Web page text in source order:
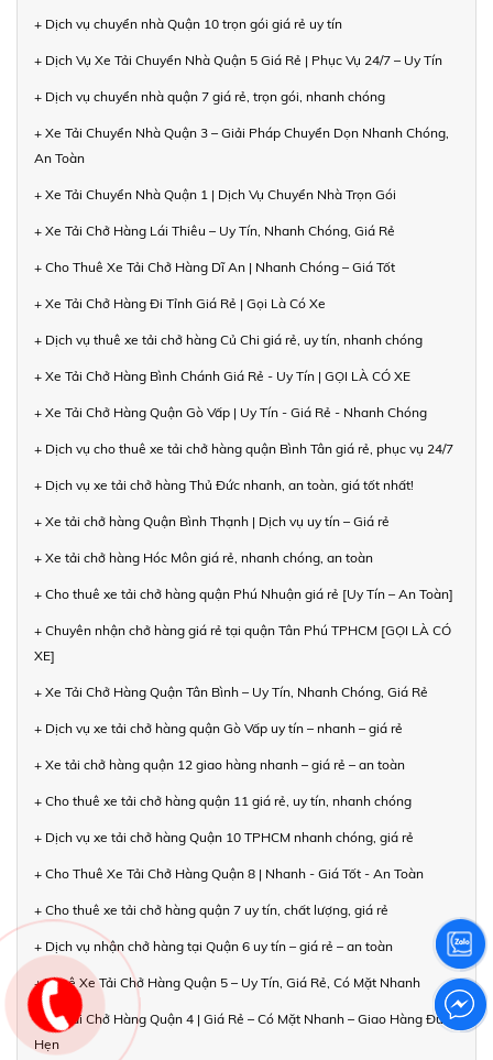
+ Dịch vụ chuyển nhà Quận 10 trọn gói giá rẻ uy tín
+ Dịch Vụ Xe Tải Chuyển Nhà Quận 5 Giá Rẻ | Phục Vụ 24/7 – Uy Tín
+ Dịch vụ chuyển nhà quận 7 giá rẻ, trọn gói, nhanh chóng
+ Xe Tải Chuyển Nhà Quận 3 – Giải Pháp Chuyển Dọn Nhanh Chóng,
An Toàn
+ Xe Tải Chuyển Nhà Quận 1 | Dịch Vụ Chuyển Nhà Trọn Gói
+ Xe Tải Chở Hàng Lái Thiêu – Uy Tín, Nhanh Chóng, Giá Rẻ
+ Cho Thuê Xe Tải Chở Hàng Dĩ An | Nhanh Chóng – Giá Tốt
+ Xe Tải Chở Hàng Đi Tỉnh Giá Rẻ | Gọi Là Có Xe
+ Dịch vụ thuê xe tải chở hàng Củ Chi giá rẻ, uy tín, nhanh chóng
+ Xe Tải Chở Hàng Bình Chánh Giá Rẻ - Uy Tín | GỌI LÀ CÓ XE
+ Xe Tải Chở Hàng Quận Gò Vấp | Uy Tín - Giá Rẻ - Nhanh Chóng
+ Dịch vụ cho thuê xe tải chở hàng quận Bình Tân giá rẻ, phục vụ 24/7
+ Dịch vụ xe tải chở hàng Thủ Đức nhanh, an toàn, giá tốt nhất!
+ Xe tải chở hàng Quận Bình Thạnh | Dịch vụ uy tín – Giá rẻ
+ Xe tải chở hàng Hóc Môn giá rẻ, nhanh chóng, an toàn
+ Cho thuê xe tải chở hàng quận Phú Nhuận giá rẻ [Uy Tín – An Toàn]
+ Chuyên nhận chở hàng giá rẻ tại quận Tân Phú TPHCM [GỌI LÀ CÓ
XE]
+ Xe Tải Chở Hàng Quận Tân Bình – Uy Tín, Nhanh Chóng, Giá Rẻ
+ Dịch vụ xe tải chở hàng quận Gò Vấp uy tín – nhanh – giá rẻ
+ Xe tải chở hàng quận 12 giao hàng nhanh – giá rẻ – an toàn
+ Cho thuê xe tải chở hàng quận 11 giá rẻ, uy tín, nhanh chóng
+ Dịch vụ xe tải chở hàng Quận 10 TPHCM nhanh chóng, giá rẻ
+ Cho Thuê Xe Tải Chở Hàng Quận 8 | Nhanh - Giá Tốt - An Toàn
+ Cho thuê xe tải chở hàng quận 7 uy tín, chất lượng, giá rẻ
+ Dịch vụ nhận chở hàng tại Quận 6 uy tín – giá rẻ – an toàn
+ Thuê Xe Tải Chở Hàng Quận 5 – Uy Tín, Giá Rẻ, Có Mặt Nhanh
+ Xe Tải Chở Hàng Quận 4 | Giá Rẻ – Có Mặt Nhanh – Giao Hàng Đúng
Hẹn